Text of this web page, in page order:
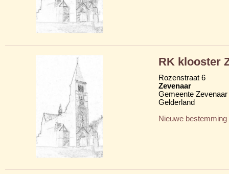
RK klooster
Rozenstraat 6
Zevenaar
Gemeente Zevenaar
Gelderland
Nieuwe bestemming